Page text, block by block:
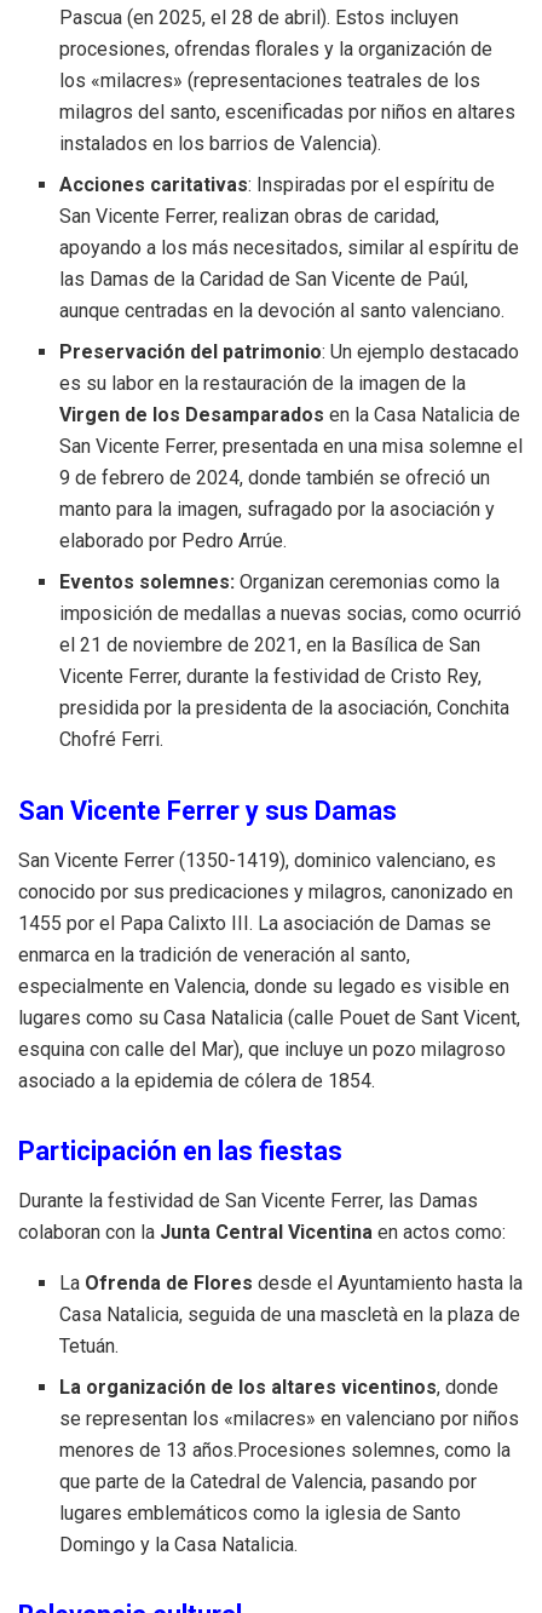
Pascua (en 2025, el 28 de abril). Estos incluyen
procesiones, ofrendas florales y la organización de
los «milacres» (representaciones teatrales de los
milagros del santo, escenificadas por niños en altares
instalados en los barrios de Valencia).
Acciones caritativas: Inspiradas por el espíritu de
San Vicente Ferrer, realizan obras de caridad,
apoyando a los más necesitados, similar al espíritu de
las Damas de la Caridad de San Vicente de Paúl,
aunque centradas en la devoción al santo valenciano.
Preservación del patrimonio: Un ejemplo destacado
es su labor en la restauración de la imagen de la
Virgen de los Desamparados en la Casa Natalicia de
San Vicente Ferrer, presentada en una misa solemne el
9 de febrero de 2024, donde también se ofreció un
manto para la imagen, sufragado por la asociación y
elaborado por Pedro Arrúe.
Eventos solemnes: Organizan ceremonias como la
imposición de medallas a nuevas socias, como ocurrió
el 21 de noviembre de 2021, en la Basílica de San
Vicente Ferrer, durante la festividad de Cristo Rey,
presidida por la presidenta de la asociación, Conchita
Chofré Ferri.
San Vicente Ferrer y sus Damas
San Vicente Ferrer (1350-1419), dominico valenciano, es
conocido por sus predicaciones y milagros, canonizado en
1455 por el Papa Calixto III. La asociación de Damas se
enmarca en la tradición de veneración al santo,
especialmente en Valencia, donde su legado es visible en
lugares como su Casa Natalicia (calle Pouet de Sant Vicent,
esquina con calle del Mar), que incluye un pozo milagroso
asociado a la epidemia de cólera de 1854.
Participación en las fiestas
Durante la festividad de San Vicente Ferrer, las Damas
colaboran con la Junta Central Vicentina en actos como:
La Ofrenda de Flores desde el Ayuntamiento hasta la
Casa Natalicia, seguida de una mascletà en la plaza de
Tetuán.
La organización de los altares vicentinos, donde
se representan los «milacres» en valenciano por niños
menores de 13 años.Procesiones solemnes, como la
que parte de la Catedral de Valencia, pasando por
lugares emblemáticos como la iglesia de Santo
Domingo y la Casa Natalicia.